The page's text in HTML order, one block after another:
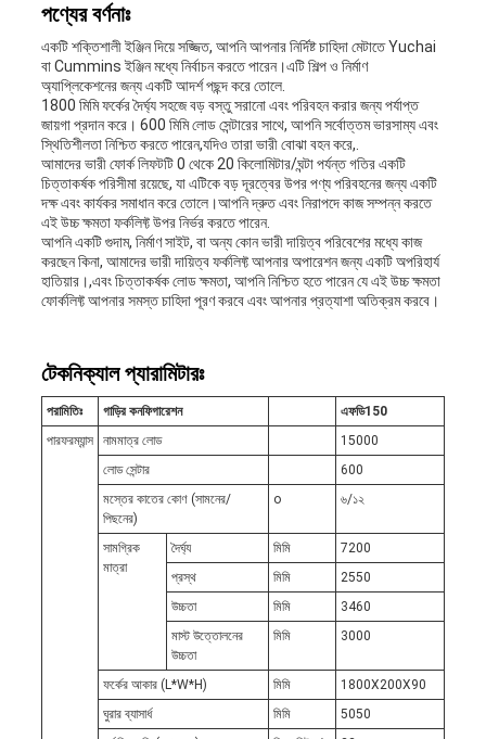
পণ্যের বর্ণনাঃ
একটি শক্তিশালী ইঞ্জিন দিয়ে সজ্জিত, আপনি আপনার নির্দিষ্ট চাহিদা মেটাতে Yuchai
বা Cummins ইঞ্জিন মধ্যে নির্বাচন করতে পারেন।এটি শিল্প ও নির্মাণ
অ্যাপ্লিকেশনের জন্য একটি আদর্শ পছন্দ করে তোলে.
1800 মিমি ফর্কের দৈর্ঘ্য সহজে বড় বস্তু সরানো এবং পরিবহন করার জন্য পর্যাপ্ত
জায়গা প্রদান করে। 600 মিমি লোড সেন্টারের সাথে, আপনি সর্বোত্তম ভারসাম্য এবং
স্থিতিশীলতা নিশ্চিত করতে পারেন,যদিও তারা ভারী বোঝা বহন করে,.
আমাদের ভারী ফোর্ক লিফটটি 0 থেকে 20 কিলোমিটার/ঘন্টা পর্যন্ত গতির একটি
চিত্তাকর্ষক পরিসীমা রয়েছে, যা এটিকে বড় দূরত্বের উপর পণ্য পরিবহনের জন্য একটি
দক্ষ এবং কার্যকর সমাধান করে তোলে।আপনি দ্রুত এবং নিরাপদে কাজ সম্পন্ন করতে
এই উচ্চ ক্ষমতা ফর্কলিফ্ট উপর নির্ভর করতে পারেন.
আপনি একটি গুদাম, নির্মাণ সাইট, বা অন্য কোন ভারী দায়িত্ব পরিবেশের মধ্যে কাজ
করছেন কিনা, আমাদের ভারী দায়িত্ব ফর্কলিফ্ট আপনার অপারেশন জন্য একটি অপরিহার্য
হাতিয়ার।,এবং চিত্তাকর্ষক লোড ক্ষমতা, আপনি নিশ্চিত হতে পারেন যে এই উচ্চ ক্ষমতা
ফোর্কলিফ্ট আপনার সমস্ত চাহিদা পূরণ করবে এবং আপনার প্রত্যাশা অতিক্রম করবে।
টেকনিক্যাল প্যারামিটারঃ
পরামিতিঃ গাড়ির কনফিগারেশন এফডি1 50
পারফরম্যান্স
নামমাত্র লোড
15000
লোড সেন্টার
600
মস্তের কাতের কোণ (সামনের/
পিছনের)
o ৬/১২
সামগ্রিক
মাত্রা
দৈর্ঘ্য মিমি
7200
প্রস্থ
মিমি
2550
উচ্চতা
মিমি
3460
মাস্ট উত্তোলনের
উচ্চতা
মিমি 3000
ফর্কের আকার (L*W*H) মিমি
1800X200X90
ঘুরার ব্যাসার্ধ
মিমি
5050